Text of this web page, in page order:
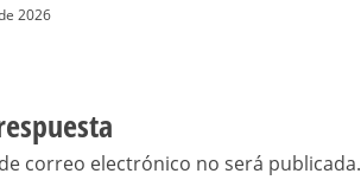
2026
correo electrónico no será publicada.